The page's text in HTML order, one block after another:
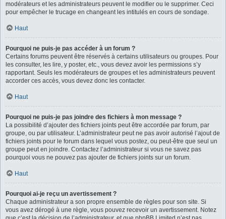
modérateurs et les administrateurs peuvent le modifier ou le supprimer. Ceci
pour empêcher le trucage en changeant les intitulés en cours de sondage.
Haut
Pourquoi ne puis-je pas accéder à un forum ?
Certains forums peuvent être réservés à certains utilisateurs ou groupes. Pour
les consulter, les lire, y poster, etc., vous devez avoir les permissions s’y
rapportant. Seuls les modérateurs de groupes et les administrateurs peuvent
accorder ces accès, vous devez donc les contacter.
Haut
Pourquoi ne puis-je pas joindre des fichiers à mon message ?
La possibilité d’ajouter des fichiers joints peut être accordée par forum, par
groupe, ou par utilisateur. L’administrateur peut ne pas avoir autorisé l’ajout de
fichiers joints pour le forum dans lequel vous postez, ou peut-être que seul un
groupe peut en joindre. Contactez l’administrateur si vous ne savez pas
pourquoi vous ne pouvez pas ajouter de fichiers joints sur un forum.
Haut
Pourquoi ai-je reçu un avertissement ?
Chaque administrateur a son propre ensemble de règles pour son site. Si
vous avez dérogé à une règle, vous pouvez recevoir un avertissement. Notez